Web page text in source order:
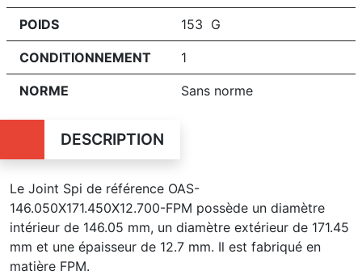
POIDS 153 G
CONDITIONNEMENT 1
NORME Sans norme
DESCRIPTION
Le Joint Spi de référence OAS-
146.050X171.450X12.700-FPM possède un diamètre
intérieur de 146.05 mm, un diamètre extérieur de 171.45
mm et une épaisseur de 12.7 mm. Il est fabriqué en
matière FPM.